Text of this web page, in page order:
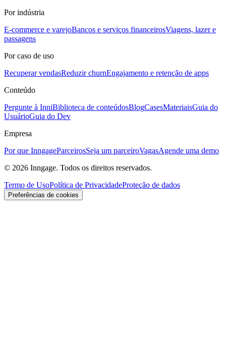
Por indústria
E-commerce e varejoBancos e serviços financeirosViagens, lazer e
passagens
Por caso de uso
Recuperar vendasReduzir churnEngajamento e retenção de apps
Conteúdo
Pergunte à InniBiblioteca de conteúdosBlogCasesMateriaisGuia do
UsuárioGuia do Dev
Empresa
Por que InngageParceirosSeja um parceiroVagasAgende uma demo
© 2026 Inngage. Todos os direitos reservados.
Termo de UsoPolítica de PrivacidadeProteção de dados
Preferências de cookies